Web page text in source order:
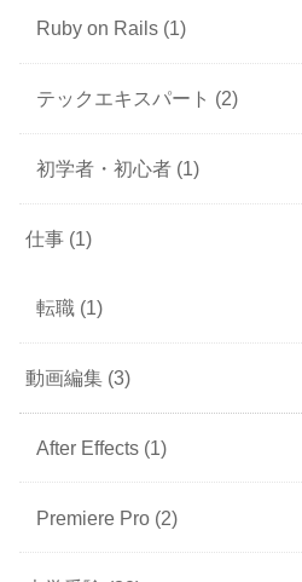
Ruby on Rails (1)
テックエキスパート (2)
初学者・初心者 (1)
仕事 (1)
転職 (1)
動画編集 (3)
After Effects (1)
Premiere Pro (2)